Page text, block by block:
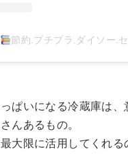
節約.プチプラ.ダイソー.セリア
ぱいになる冷蔵庫は、
んあるもの。
大限に活用してくれる